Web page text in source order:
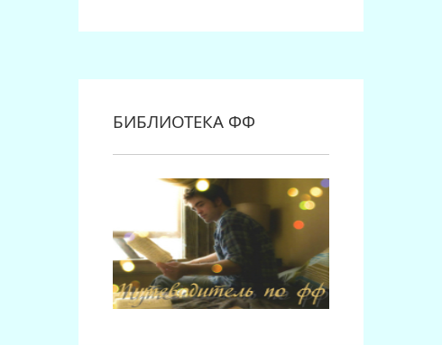
БИБЛИОТЕКА ФФ